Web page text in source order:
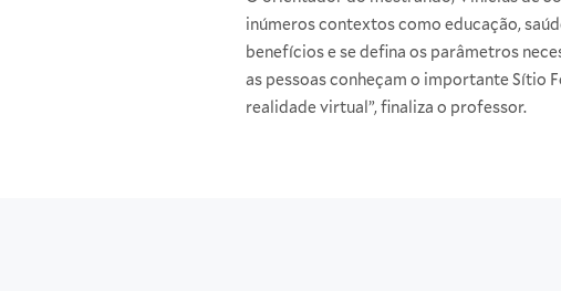
inúmeros contextos como educação,
benefícios e se defina os parâmetros
as pessoas conheçam o importante Sítio
realidade virtual”, finaliza o professor.